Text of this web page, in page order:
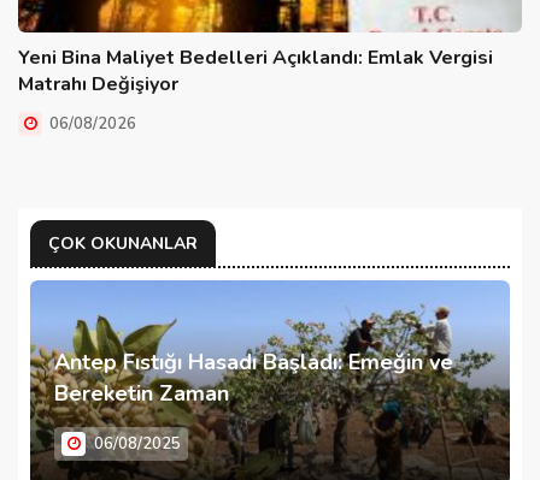
Yeni Bina Maliyet Bedelleri Açıklandı: Emlak Vergisi
Matrahı Değişiyor
06/08/2026
ÇOK OKUNANLAR
Antep Fıstığı Hasadı Başladı: Emeğin ve
Bereketin Zaman
06/08/2025